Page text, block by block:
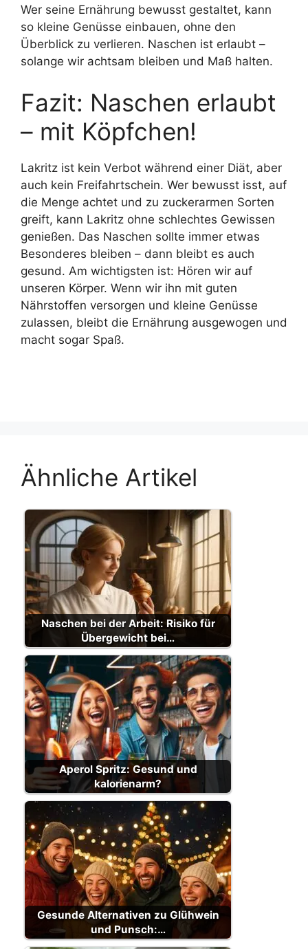
Wer seine Ernährung bewusst gestaltet, kann
so kleine Genüsse einbauen, ohne den
Überblick zu verlieren. Naschen ist erlaubt –
solange wir achtsam bleiben und Maß halten.
Fazit: Naschen erlaubt
– mit Köpfchen!
Lakritz ist kein Verbot während einer Diät, aber
auch kein Freifahrtschein. Wer bewusst isst, auf
die Menge achtet und zu zuckerarmen Sorten
greift, kann Lakritz ohne schlechtes Gewissen
genießen. Das Naschen sollte immer etwas
Besonderes bleiben – dann bleibt es auch
gesund. Am wichtigsten ist: Hören wir auf
unseren Körper. Wenn wir ihn mit guten
Nährstoffen versorgen und kleine Genüsse
zulassen, bleibt die Ernährung ausgewogen und
macht sogar Spaß.
Ähnliche Artikel
Naschen bei der Arbeit: Risiko für
Übergewicht bei…
Aperol Spritz: Gesund und
kalorienarm?
Gesunde Alternativen zu Glühwein
und Punsch:…